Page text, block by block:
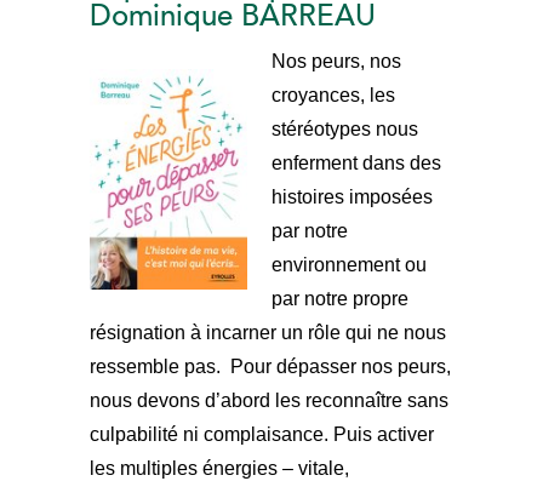
Dominique BARREAU
Nos peurs, nos
croyances, les
stéréotypes nous
enferment dans des
histoires imposées
par notre
environnement ou
par notre propre
résignation à incarner un rôle qui ne nous
ressemble pas. Pour dépasser nos peurs,
nous devons d’abord les reconnaître sans
culpabilité ni complaisance. Puis activer
les multiples énergies – vitale,